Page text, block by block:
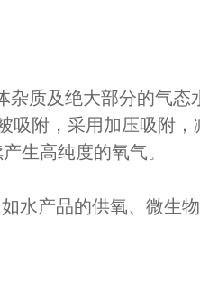
杂质及绝大部分的气
吸附，采用加压吸附
生高纯度的氧气。
水产品的供氧、微生物